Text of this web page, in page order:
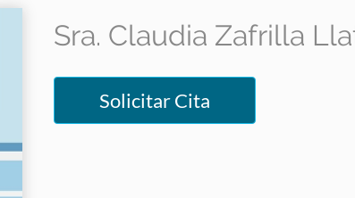
Sra. Claudia Zafrilla
Solicitar Cita